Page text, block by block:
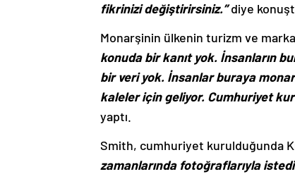
fikrinizi değiştirirsiniz.”diye
Monarşinin ülkenin turizm ve
konuda bir kanıt yok. İnsanların
bir veri yok. İnsanlar buraya
kaleler için geliyor. Cumhuriyet
yaptı.
Smith, cumhuriyet kurulduğunda
zamanlarında fotoğraflarıyla